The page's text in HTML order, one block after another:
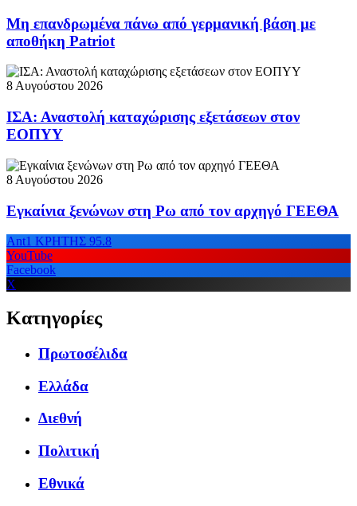
Μη επανδρωμένα πάνω από γερμανική βάση με
αποθήκη Patriot
8 Αυγούστου 2026
ΙΣΑ: Αναστολή καταχώρισης εξετάσεων στον
ΕΟΠΥΥ
8 Αυγούστου 2026
Εγκαίνια ξενώνων στη Ρω από τον αρχηγό ΓΕΕΘΑ
Ant1 ΚΡΗΤΗΣ 95.8
YouTube
Facebook
X
Κατηγορίες
Πρωτοσέλιδα
Ελλάδα
Διεθνή
Πολιτική
Εθνικά